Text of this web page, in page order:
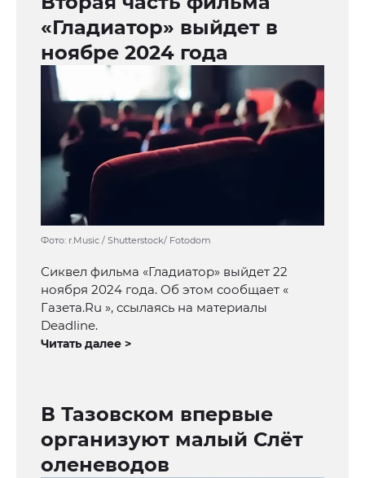
«Гладиатор» выйдет в
ноябре 2024 года
Фото: r.Music / Shutterstock/ Fotodom
Сиквел фильма «Гладиатор» выйдет 22
ноября 2024 года. Об этом сообщает «
Газета.Ru », ссылаясь на материалы
Deadline.
Читать далее >
В Тазовском впервые
организуют малый Слёт
оленеводов